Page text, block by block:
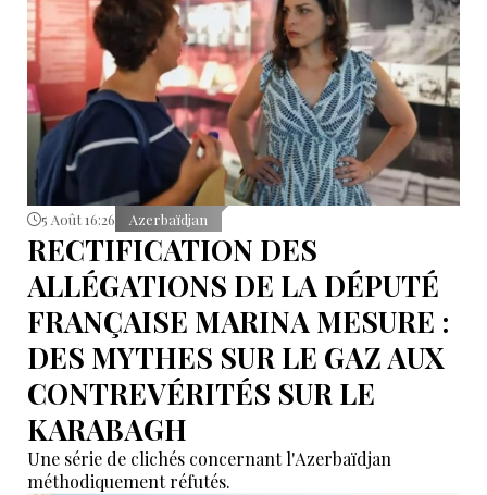
5 Août 16:26 Azerbaïdjan
RECTIFICATION DES
ALLÉGATIONS DE LA DÉPUTÉ
FRANÇAISE MARINA MESURE :
DES MYTHES SUR LE GAZ AUX
CONTREVÉRITÉS SUR LE
KARABAGH
Une série de clichés concernant l'Azerbaïdjan
méthodiquement réfutés.